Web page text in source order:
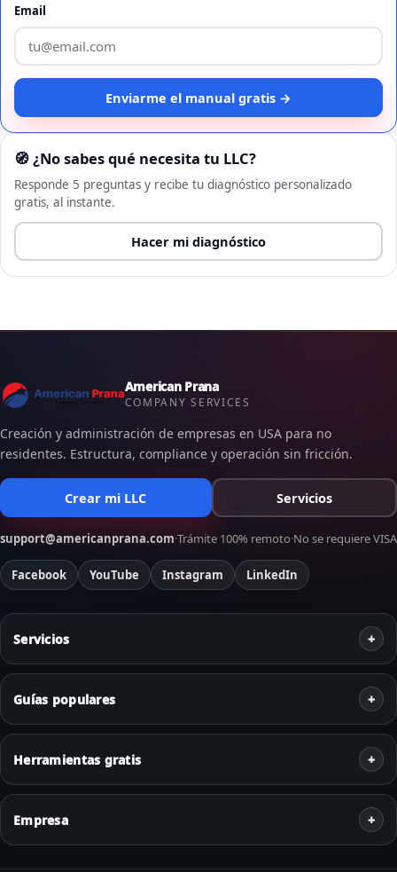
Email
Enviarme el manual gratis →
🧭 ¿No sabes qué necesita tu LLC?
Responde 5 preguntas y recibe tu diagnóstico personalizado
gratis, al instante.
Hacer mi diagnóstico
American Prana
COMPANY SERVICES
Creación y administración de empresas en USA para no
residentes. Estructura, compliance y operación sin fricción.
Crear mi LLC Servicios
support@americanprana.com·Trámite 100% remoto·No se requiere VISA
Facebook YouTube Instagram LinkedIn
Servicios
Guías populares
Herramientas gratis
Empresa